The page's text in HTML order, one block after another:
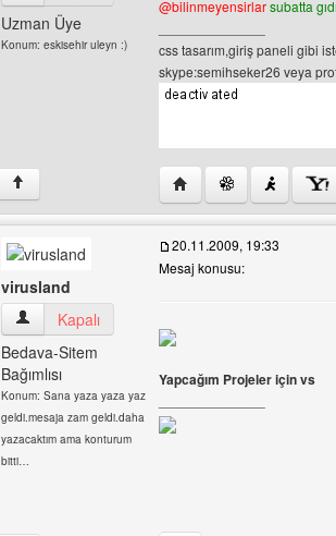
Uzman Üye
Konum: eskisehir uleyn :)
@bilinmeyensirlarsubatta
css tasarım,giriş paneli gibi
skype:semihseker26 veya
↑ Yazarın web sitesini
virusland
virusland Kullanıcının profilini görüntüle
Kapalı
Bedava-Sitem
Bağımlısı
Konum: Sana yaza yaza yaz
geldi.mesaja zam geldi.daha
yazacaktım ama konturum
bitti…
20.11.2009, 19:33
Mesaj konusu:
Yapcağım Projeler için vs